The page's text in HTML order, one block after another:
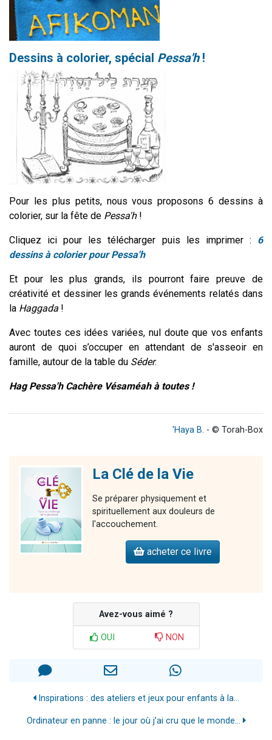
Dessins à colorier, spécial Pessa'h!
Pour les plus petits, nous vous proposons 6 dessins à
colorier, sur la fête de Pessa'h!
Cliquez ici pour les télécharger puis les imprimer : 6
dessins à colorier pour Pessa'h
Et pour les plus grands, ils pourront faire preuve de
créativité et dessiner les grands événements relatés dans
la Haggada !
Avec toutes ces idées variées, nul doute que vos enfants
auront de quoi s’occuper en attendant de s'asseoir en
famille, autour de la table du Séder.
Hag Pessa'h Cachère Vésaméah à toutes !
'Haya B. - © Torah-Box
La Clé de la Vie
Se préparer physiquement et
spirituellement aux douleurs de
l'accouchement.
acheter ce livre
Avez-vous aimé ?
OUI NON
Inspirations : des ateliers et jeux pour enfants à la...
Ordinateur en panne : le jour où j’ai cru que le monde...